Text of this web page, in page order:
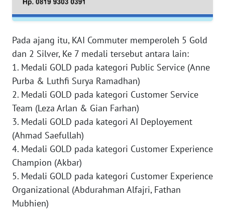
Pada ajang itu, KAI Commuter memperoleh 5 Gold
dan 2 Silver, Ke 7 medali tersebut antara lain:
1. Medali GOLD pada kategori Public Service (Anne
Purba & Luthfi Surya Ramadhan)
2. Medali GOLD pada kategori Customer Service
Team (Leza Arlan & Gian Farhan)
3. Medali GOLD pada kategori AI Deployement
(Ahmad Saefullah)
4. Medali GOLD pada kategori Customer Experience
Champion (Akbar)
5. Medali GOLD pada kategori Customer Experience
Organizational (Abdurahman Alfajri, Fathan
Mubhien)
WN
KEPRI
WN
PAPUA
WN
PAPUA
BARAT
RIAU
WN
SERAMBI
WN